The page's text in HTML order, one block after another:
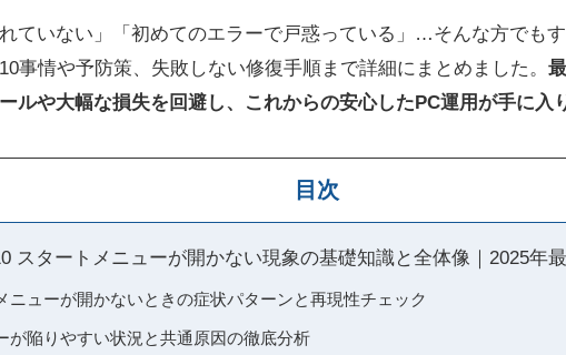
れていない」「初めてのエラーで戸惑っている」…そんな方でも
事情や予防策、失敗しない修復手順まで詳細にまとめました。
ルや大幅な損失を回避し、これからの安心したPC運用が手に入
目次
スタートメニューが開かない現象の基礎知識と全体像｜2025年
ニューが開かないときの症状パターンと再現性チェック
が陥りやすい状況と共通原因の徹底分析